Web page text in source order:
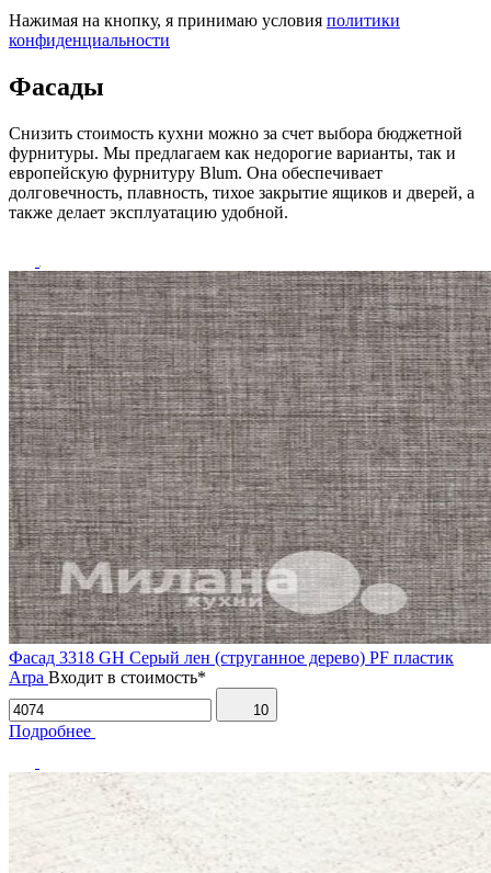
Нажимая на кнопку, я принимаю условия политики
конфиденциальности
Фасады
Снизить стоимость кухни можно за счет выбора бюджетной
фурнитуры. Мы предлагаем как недорогие варианты, так и
европейскую фурнитуру Blum. Она обеспечивает
долговечность, плавность, тихое закрытие ящиков и дверей, а
также делает эксплуатацию удобной.
Фасад 3318 GH Серый лен (струганное дерево) PF пластик
Arpa Входит в стоимость*
10
Подробнее